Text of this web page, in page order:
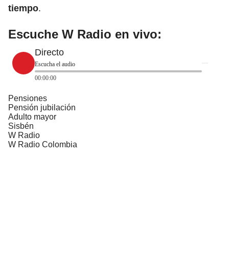
tiempo.
Escuche W Radio en vivo:
Directo
Escucha el audio
00:00:00
Pensiones
Pensión jubilación
Adulto mayor
Sisbén
W Radio
W Radio Colombia